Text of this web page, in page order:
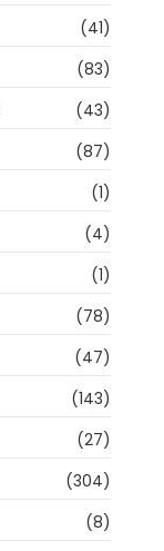
(41)
(83)
(43)
(87)
(1)
(4)
(1)
(78)
(47)
(143)
(27)
(304)
(8)